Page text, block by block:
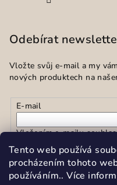
Tento web používá
procházením tohoto
používáním.. Více
Odebírat
Vložte svůj e-mail a my
nových produktech na
E-mail
Vložením e-mailu
osobních údajů
Přihlásit se